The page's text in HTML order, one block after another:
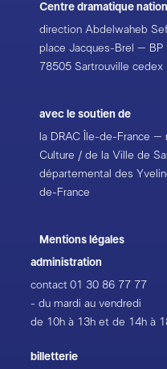
Centre dramatique
direction Abdelwaheb
place Jacques-Brel – BP
78505 Sartrouville cedex
avec le soutien de
la DRAC Île-de-France –
Culture / de la Ville de
départemental des
de-France
Mentions légales
administration
contact 01 30 86 77 77
- du mardi au vendredi
de 10h à 13h et de 14h à
billetterie